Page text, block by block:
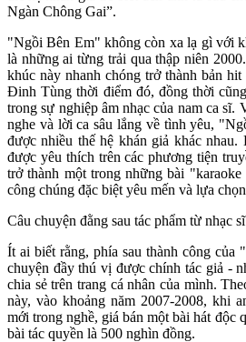
Ngàn Chông Gai”.
"Ngồi Bên Em" không còn xa lạ gì với
là những ai từng trải qua thập niên
khúc này nhanh chóng trở thành bản
Đinh Tùng thời điểm đó, đồng thời
trong sự nghiệp âm nhạc của nam ca sĩ.
nghe và lời ca sâu lắng về tình yêu,
được nhiều thế hệ khán giả khác
được yêu thích trên các phương tiện
trở thành một trong những bài
công chúng đặc biệt yêu mến và lựa
Câu chuyện đằng sau tác phẩm từ nhạc
Ít ai biết rằng, phía sau thành công của
chuyện đầy thú vị được chính tác giả -
chia sẻ trên trang cá nhân của mình.
này, vào khoảng năm 2007-2008, khi
mới trong nghề, giá bán một bài hát độc
bài tác quyền là 500 nghìn đồng.